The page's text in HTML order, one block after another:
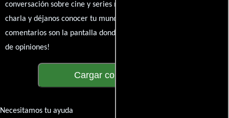
conversación sobre cine y series nunca se detenga. Únete a la
charla y déjanos conocer tu mundo cinematográfico. ¡Los
comentarios son la pantalla donde se proyecta nuestra diversidad
de opiniones!
Cargar comentarios
Necesitamos tu ayuda